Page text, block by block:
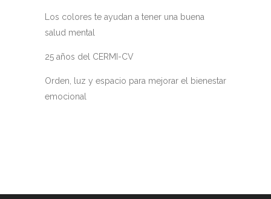
Los colores te ayudan a tener una buena
salud mental
25 años del CERMI-CV
Orden, luz y espacio para mejorar el bienestar
emocional